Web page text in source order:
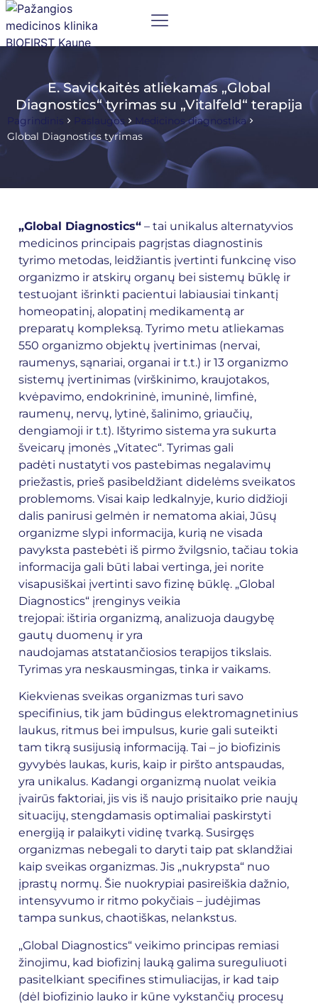
E. Savickaitės atliekamas „Global
Diagnostics“ tyrimas su „Vitalfeld“ terapija
Pagrindinis Paslaugos
Medicinos diagnostika
Global Diagnostics tyrimas
„Global Diagnostics“ – tai unikalus alternatyvios
medicinos principais pagrįstas diagnostinis
tyrimo metodas, leidžiantis įvertinti funkcinę viso
organizmo ir atskirų organų bei sistemų būklę ir
testuojant išrinkti pacientui labiausiai tinkantį
homeopatinį, alopatinį medikamentą ar
preparatų kompleksą. Tyrimo metu atliekamas
550 organizmo objektų įvertinimas (nervai,
raumenys, sąnariai, organai ir t.t.) ir 13 organizmo
sistemų įvertinimas (virškinimo, kraujotakos,
kvėpavimo, endokrininė, imuninė, limfinė,
raumenų, nervų, lytinė, šalinimo, griaučių,
dengiamoji ir t.t). Ištyrimo sistema yra sukurta
šveicarų įmonės „Vitatec“. Tyrimas gali
padėti nustatyti vos pastebimas negalavimų
priežastis, prieš pasibeldžiant didelėms sveikatos
problemoms. Visai kaip ledkalnyje, kurio didžioji
dalis panirusi gelmėn ir nematoma akiai, Jūsų
organizme slypi informacija, kurią ne visada
pavyksta pastebėti iš pirmo žvilgsnio, tačiau tokia
informacija gali būti labai vertinga, jei norite
visapusiškai įvertinti savo fizinę būklę. „Global
Diagnostics“ įrenginys veikia
trejopai: ištiria organizmą, analizuoja daugybę
gautų duomenų ir yra
naudojamas atstatančiosios terapijos tikslais.
Tyrimas yra neskausmingas, tinka ir vaikams.
Kiekvienas sveikas organizmas turi savo
specifinius, tik jam būdingus elektromagnetinius
laukus, ritmus bei impulsus, kurie gali suteikti
tam tikrą susijusią informaciją. Tai – jo biofizinis
gyvybės laukas, kuris, kaip ir piršto antspaudas,
yra unikalus. Kadangi organizmą nuolat veikia
įvairūs faktoriai, jis vis iš naujo prisitaiko prie naujų
situacijų, stengdamasis optimaliai paskirstyti
energiją ir palaikyti vidinę tvarką. Susirgęs
organizmas nebegali to daryti taip pat sklandžiai
kaip sveikas organizmas. Jis „nukrypsta“ nuo
įprastų normų. Šie nuokrypiai pasireiškia dažnio,
intensyvumo ir ritmo pokyčiais – judėjimas
tampa sunkus, chaotiškas, nelankstus.
„Global Diagnostics“ veikimo principas remiasi
žinojimu, kad biofizinį lauką galima sureguliuoti
pasitelkiant specifines stimuliacijas, ir kad taip
(dėl biofizinio lauko ir kūne vykstančių procesų